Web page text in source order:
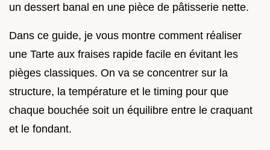
un dessert banal en une pièce de pâtisserie nette.
Dans ce guide, je vous montre comment réaliser
une Tarte aux fraises rapide facile en évitant les
pièges classiques. On va se concentrer sur la
structure, la température et le timing pour que
chaque bouchée soit un équilibre entre le craquant
et le fondant.